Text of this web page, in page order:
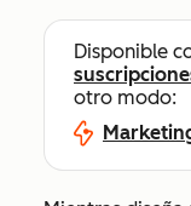
Disponible
otro modo: